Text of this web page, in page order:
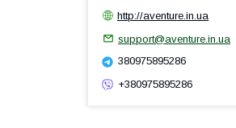
http://aventure.in.ua
support@aventure.in.ua
380975895286
+380975895286